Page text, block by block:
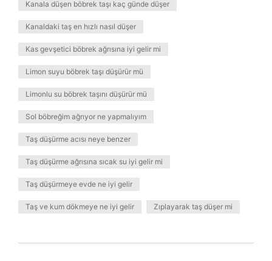
Kanala düşen böbrek taşı kaç günde düşer
Kanaldaki taş en hızlı nasıl düşer
Kas gevşetici böbrek ağrısına iyi gelir mi
Limon suyu böbrek taşı düşürür mü
Limonlu su böbrek taşını düşürür mü
Sol böbreğim ağrıyor ne yapmalıyım
Taş düşürme acısı neye benzer
Taş düşürme ağrısına sıcak su iyi gelir mi
Taş düşürmeye evde ne iyi gelir
Taş ve kum dökmeye ne iyi gelir Zıplayarak taş düşer mi